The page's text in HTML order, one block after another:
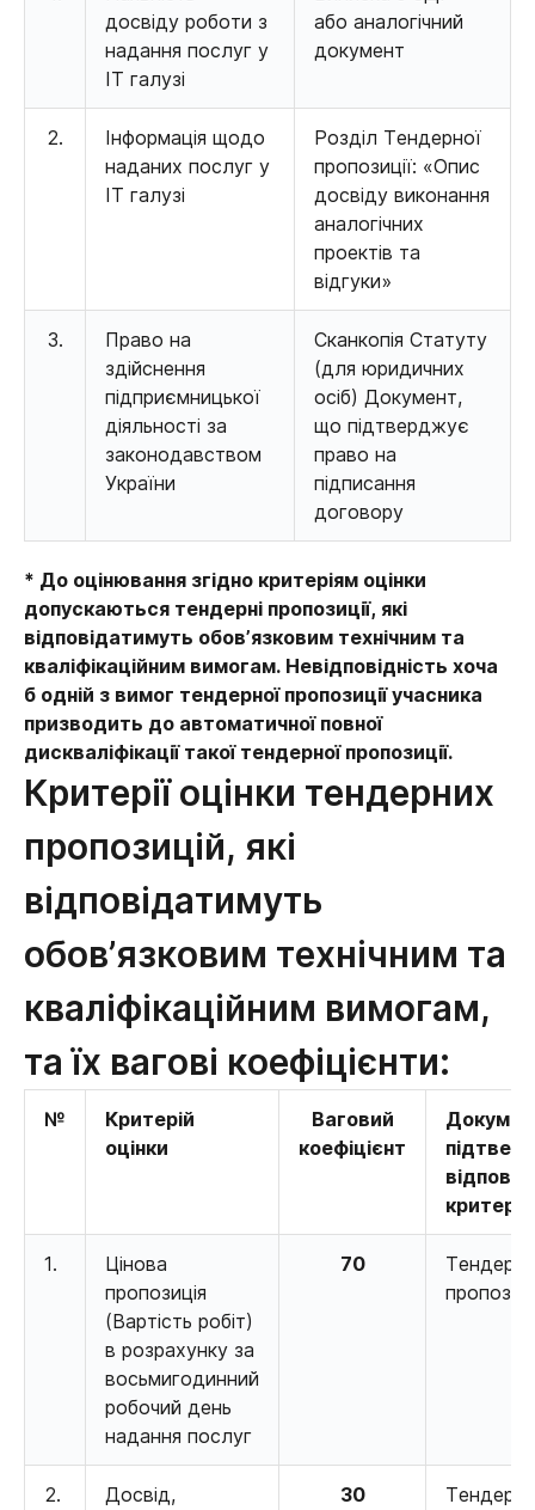
досвіду роботи з
надання послуг у
ІТ галузі
або аналогічний
документ
2.
Інформація щодо
наданих послуг у
ІТ галузі
Розділ Тендерної
пропозиції: «Опис
досвіду виконання
аналогічних
проектів та
відгуки»
3.
Право на
здійснення
підприємницької
діяльності за
законодавством
України
Сканкопія Статуту
(для юридичних
осіб) Документ,
що підтверджує
право на
підписання
договору
* До оцінювання згідно критеріям оцінки
допускаються тендерні пропозиції, які
відповідатимуть обов’язковим технічним та
кваліфікаційним вимогам. Невідповідність хоча
б одній з вимог тендерної пропозиції учасника
призводить до автоматичної повної
дискваліфікації такої тендерної пропозиції.
Критерії оцінки тендерних
пропозицій, які
відповідатимуть
обов’язковим технічним та
кваліфікаційним вимогам,
та їх вагові коефіцієнти:
№
Критерій
оцінки
Ваговий
коефіцієнт
1.
Цінова
пропозиція
(Вартість робіт)
в розрахунку за
восьмигодинний
робочий день
надання послуг
70
Тендерна
2.
Досвід,
30
Тендерна